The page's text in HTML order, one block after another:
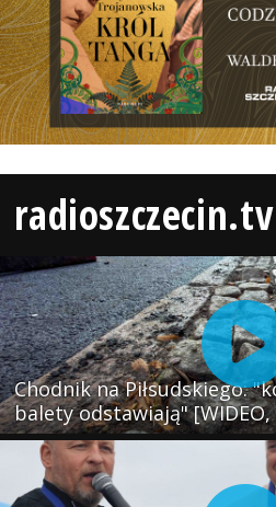
radioszczecin.tv
Chodnik na Piłsudskiego:
balety odstawiają" [WIDEO,